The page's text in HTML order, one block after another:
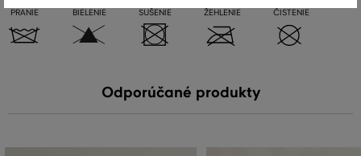
PRANIE BIELENIE SUŠENIE ŽEHLENIE ČISTENIE
Odporúčané produkty